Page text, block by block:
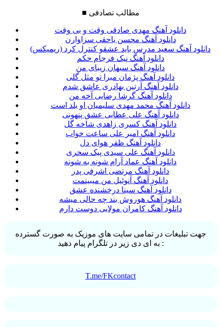
■ مطالب تصادفی
دانلود آهنگ مهدی صادقی وقت و بی وقت
دانلود آهنگ محسن یاحقی سزاوارن
دانلود آهنگ سعید مدرس باید عشقو کنترل کرد (ریمیکس)
دانلود آهنگ نیک فرجام حکم
دانلود آهنگ سیهان زیبای من
دانلود آهنگ پژمان مبرا تو مثل گلی
دانلود آهنگ آرتین بهادری عاشق شدم
دانلود آهنگ گرشا رضایی آخه من
دانلود آهنگ محمد مهدی سلیمیان او بلد است
دانلود آهنگ علی عطایی عشق پنهونی
دانلود آهنگ کسری زاهدی شاخه گل
دانلود آهنگ امیر علی ساعت خواب
دانلود آهنگ ظفر هوای دل
دانلود آهنگ علی سیدی پیک سحری
دانلود آهنگ عماد آرام شونه به شونه
دانلود آهنگ مرتضی اشرفی پدر
دانلود آهنگ آنوئیل من میبینمت
دانلود آهنگ سینا درخشنده عشق
دانلود آهنگ هوروش بند چه حالی میشه
دانلود آهنگ کامران مولایی دوست دارم
جهت تبلیغات در تمامی سایت های موزیک به صورت گسترده
به ای دی زیر در تلگرام پیام دهید :
T.me/FKcontact